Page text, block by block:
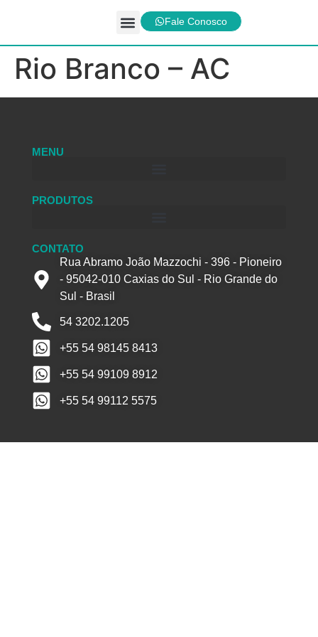
Fale Conosco
Rio Branco – AC
MENU
PRODUTOS
CONTATO
Rua Abramo João Mazzochi - 396 - Pioneiro
- 95042-010 Caxias do Sul - Rio Grande do
Sul - Brasil
54 3202.1205
+55 54 98145 8413
+55 54 99109 8912
+55 54 99112 5575